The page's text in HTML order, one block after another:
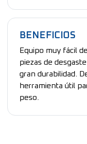
BENEFICIOS
Equipo muy fácil
piezas de
gran durabilidad.
herramienta útil
peso.